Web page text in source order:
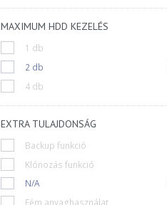
MAXIMUM HDD KEZELÉS
1 db
2 db
4 db
EXTRA TULAJDONSÁG
Backup funkció
Klónozás funkció
N/A